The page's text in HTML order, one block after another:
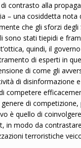
contrasto alla
– una cosiddetta nota
che gli sforzi
sono stati tiepidi e
quindi, il
di esperti in
di come gli
di disinformazione
competere
di
è quello di
in modo da
terroristiche